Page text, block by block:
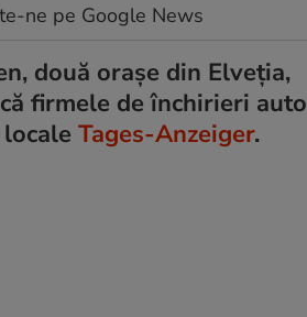
ne pe Google News
două orașe din Elveția,
firmele de închirieri auto
Tages-Anzeiger.